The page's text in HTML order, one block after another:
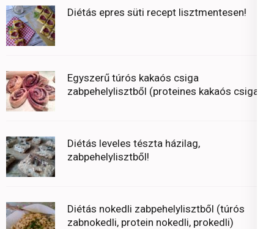
Diétás epres süti recept lisztmentesen!
Egyszerű túrós kakaós csiga
zabpehelylisztből (proteines kakaós csiga)
Diétás leveles tészta házilag,
zabpehelylisztből!
Diétás nokedli zabpehelylisztből (túrós
zabnokedli, protein nokedli, prokedli)